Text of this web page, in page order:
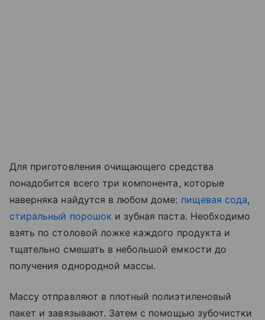
Для приготовления очищающего средства
понадобится всего три компонента, которые
наверняка найдутся в любом доме: пищевая сода,
стиральный порошок и зубная паста. Необходимо
взять по столовой ложке каждого продукта и
тщательно смешать в небольшой емкости до
получения однородной массы.
Массу отправляют в плотный полиэтиленовый
пакет и завязывают. Затем с помощью зубочистки